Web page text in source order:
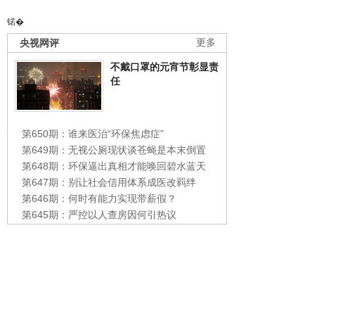
锘�
更多
央视网评
不戴口罩的元宵节彰显责
任
第650期：谁来医治“环保焦虑症”
第649期：无视公厕现状谈苍蝇是本末倒置
第648期：环保逼出真相才能唤回碧水蓝天
第647期：别让社会信用体系成医改羁绊
第646期：何时有能力实现带薪假？
第645期：严控以人查房因何引热议